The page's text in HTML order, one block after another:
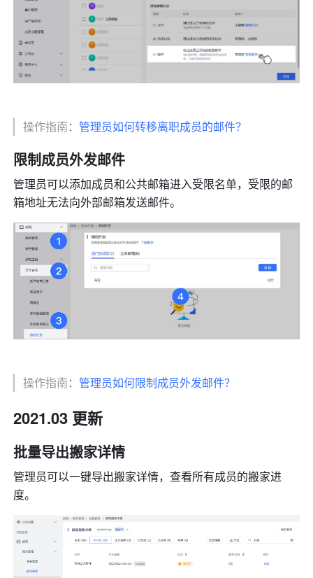
操作指南： 管理员如何转移离职成员的邮件？
限制成员外发邮件
管理员可以添加成员和公共邮箱进入受限名单，受限的邮
箱地址无法向外部邮箱发送邮件。
操作指南： 管理员如何限制成员外发邮件？
2021.03 更新
批量导出搬家详情
管理员可以一键导出搬家详情，查看所有成员的搬家进
度。